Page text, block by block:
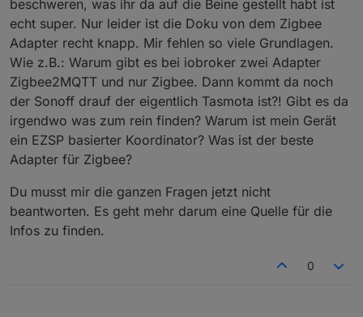
beschweren, was ihr da auf die Beine gestellt habt ist
echt super. Nur leider ist die Doku von dem Zigbee
Adapter recht knapp. Mir fehlen so viele Grundlagen.
Wie z.B.: Warum gibt es bei iobroker zwei Adapter
Zigbee2MQTT und nur Zigbee. Dann kommt da noch
der Sonoff drauf der eigentlich Tasmota ist?! Gibt es da
irgendwo was zum rein finden? Warum ist mein Gerät
ein EZSP basierter Koordinator? Was ist der beste
Adapter für Zigbee?
Du musst mir die ganzen Fragen jetzt nicht
beantworten. Es geht mehr darum eine Quelle für die
Infos zu finden.
0